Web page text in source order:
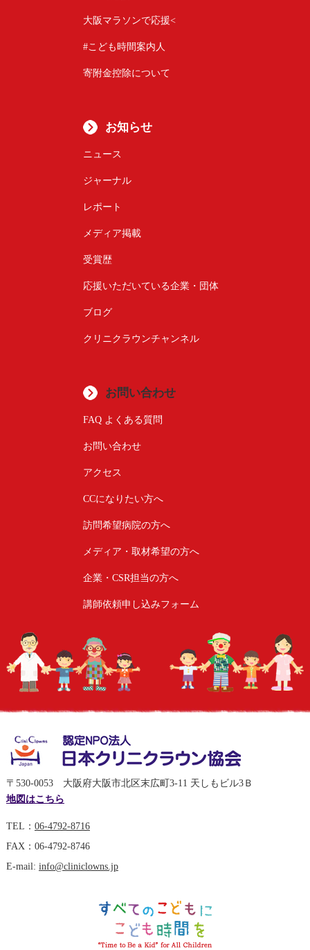
大阪マラソンで応援<
#こども時間案内人
寄附金控除について
お知らせ
ニュース
ジャーナル
レポート
メディア掲載
受賞歴
応援いただいている企業・団体
ブログ
クリニクラウンチャンネル
お問い合わせ
FAQ よくある質問
お問い合わせ
アクセス
CCになりたい方へ
訪問希望病院の方へ
メディア・取材希望の方へ
企業・CSR担当の方へ
講師依頼申し込みフォーム
〒530-0053 大阪府大阪市北区末広町3-11 天しもビル3Ｂ
地図はこちら
TEL： 06-4792-8716
FAX：06-4792-8746
E-mail: info@cliniclowns.jp